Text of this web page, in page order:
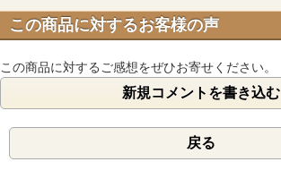
この商品に対するお客様の声
この商品に対するご感想をぜひお寄せください。
新規コメントを書き込む
戻る